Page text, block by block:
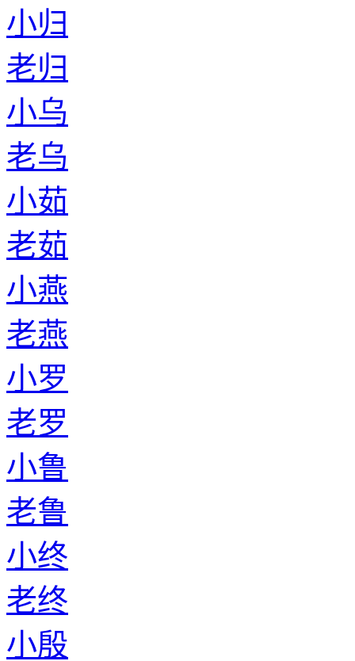
小归
老归
小乌
老乌
小茹
老茹
小燕
老燕
小罗
老罗
小鲁
老鲁
小终
老终
小殷